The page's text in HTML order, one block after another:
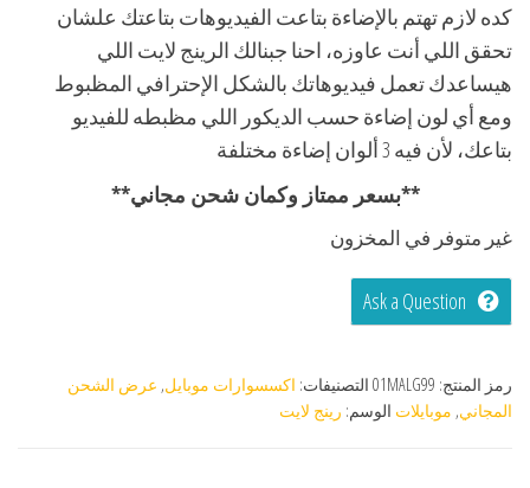
كده لازم تهتم بالإضاءة بتاعت الفيديوهات بتاعتك علشان
تحقق اللي أنت عاوزه، احنا جبنالك الرينج لايت اللي
هيساعدك تعمل فيديوهاتك بالشكل الإحترافي المظبوط
ومع أي لون إضاءة حسب الديكور اللي مظبطه للفيديو
بتاعك، لأن فيه 3 ألوان إضاءة مختلفة
**بسعر ممتاز وكمان شحن مجاني**
غير متوفر في المخزون
Ask a Question
رمز المنتج: 01MALG99 التصنيفات: اكسسوارات موبايل, عرض الشحن
المجاني, موبايلات الوسم: رينج لايت